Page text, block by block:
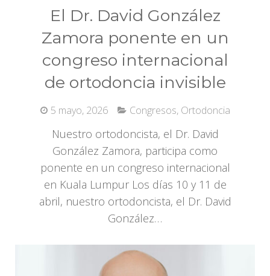
El Dr. David González
Zamora ponente en un
congreso internacional
de ortodoncia invisible
5 mayo, 2026 Congresos, Ortodoncia
Nuestro ortodoncista, el Dr. David
González Zamora, participa como
ponente en un congreso internacional
en Kuala Lumpur Los días 10 y 11 de
abril, nuestro ortodoncista, el Dr. David
González…